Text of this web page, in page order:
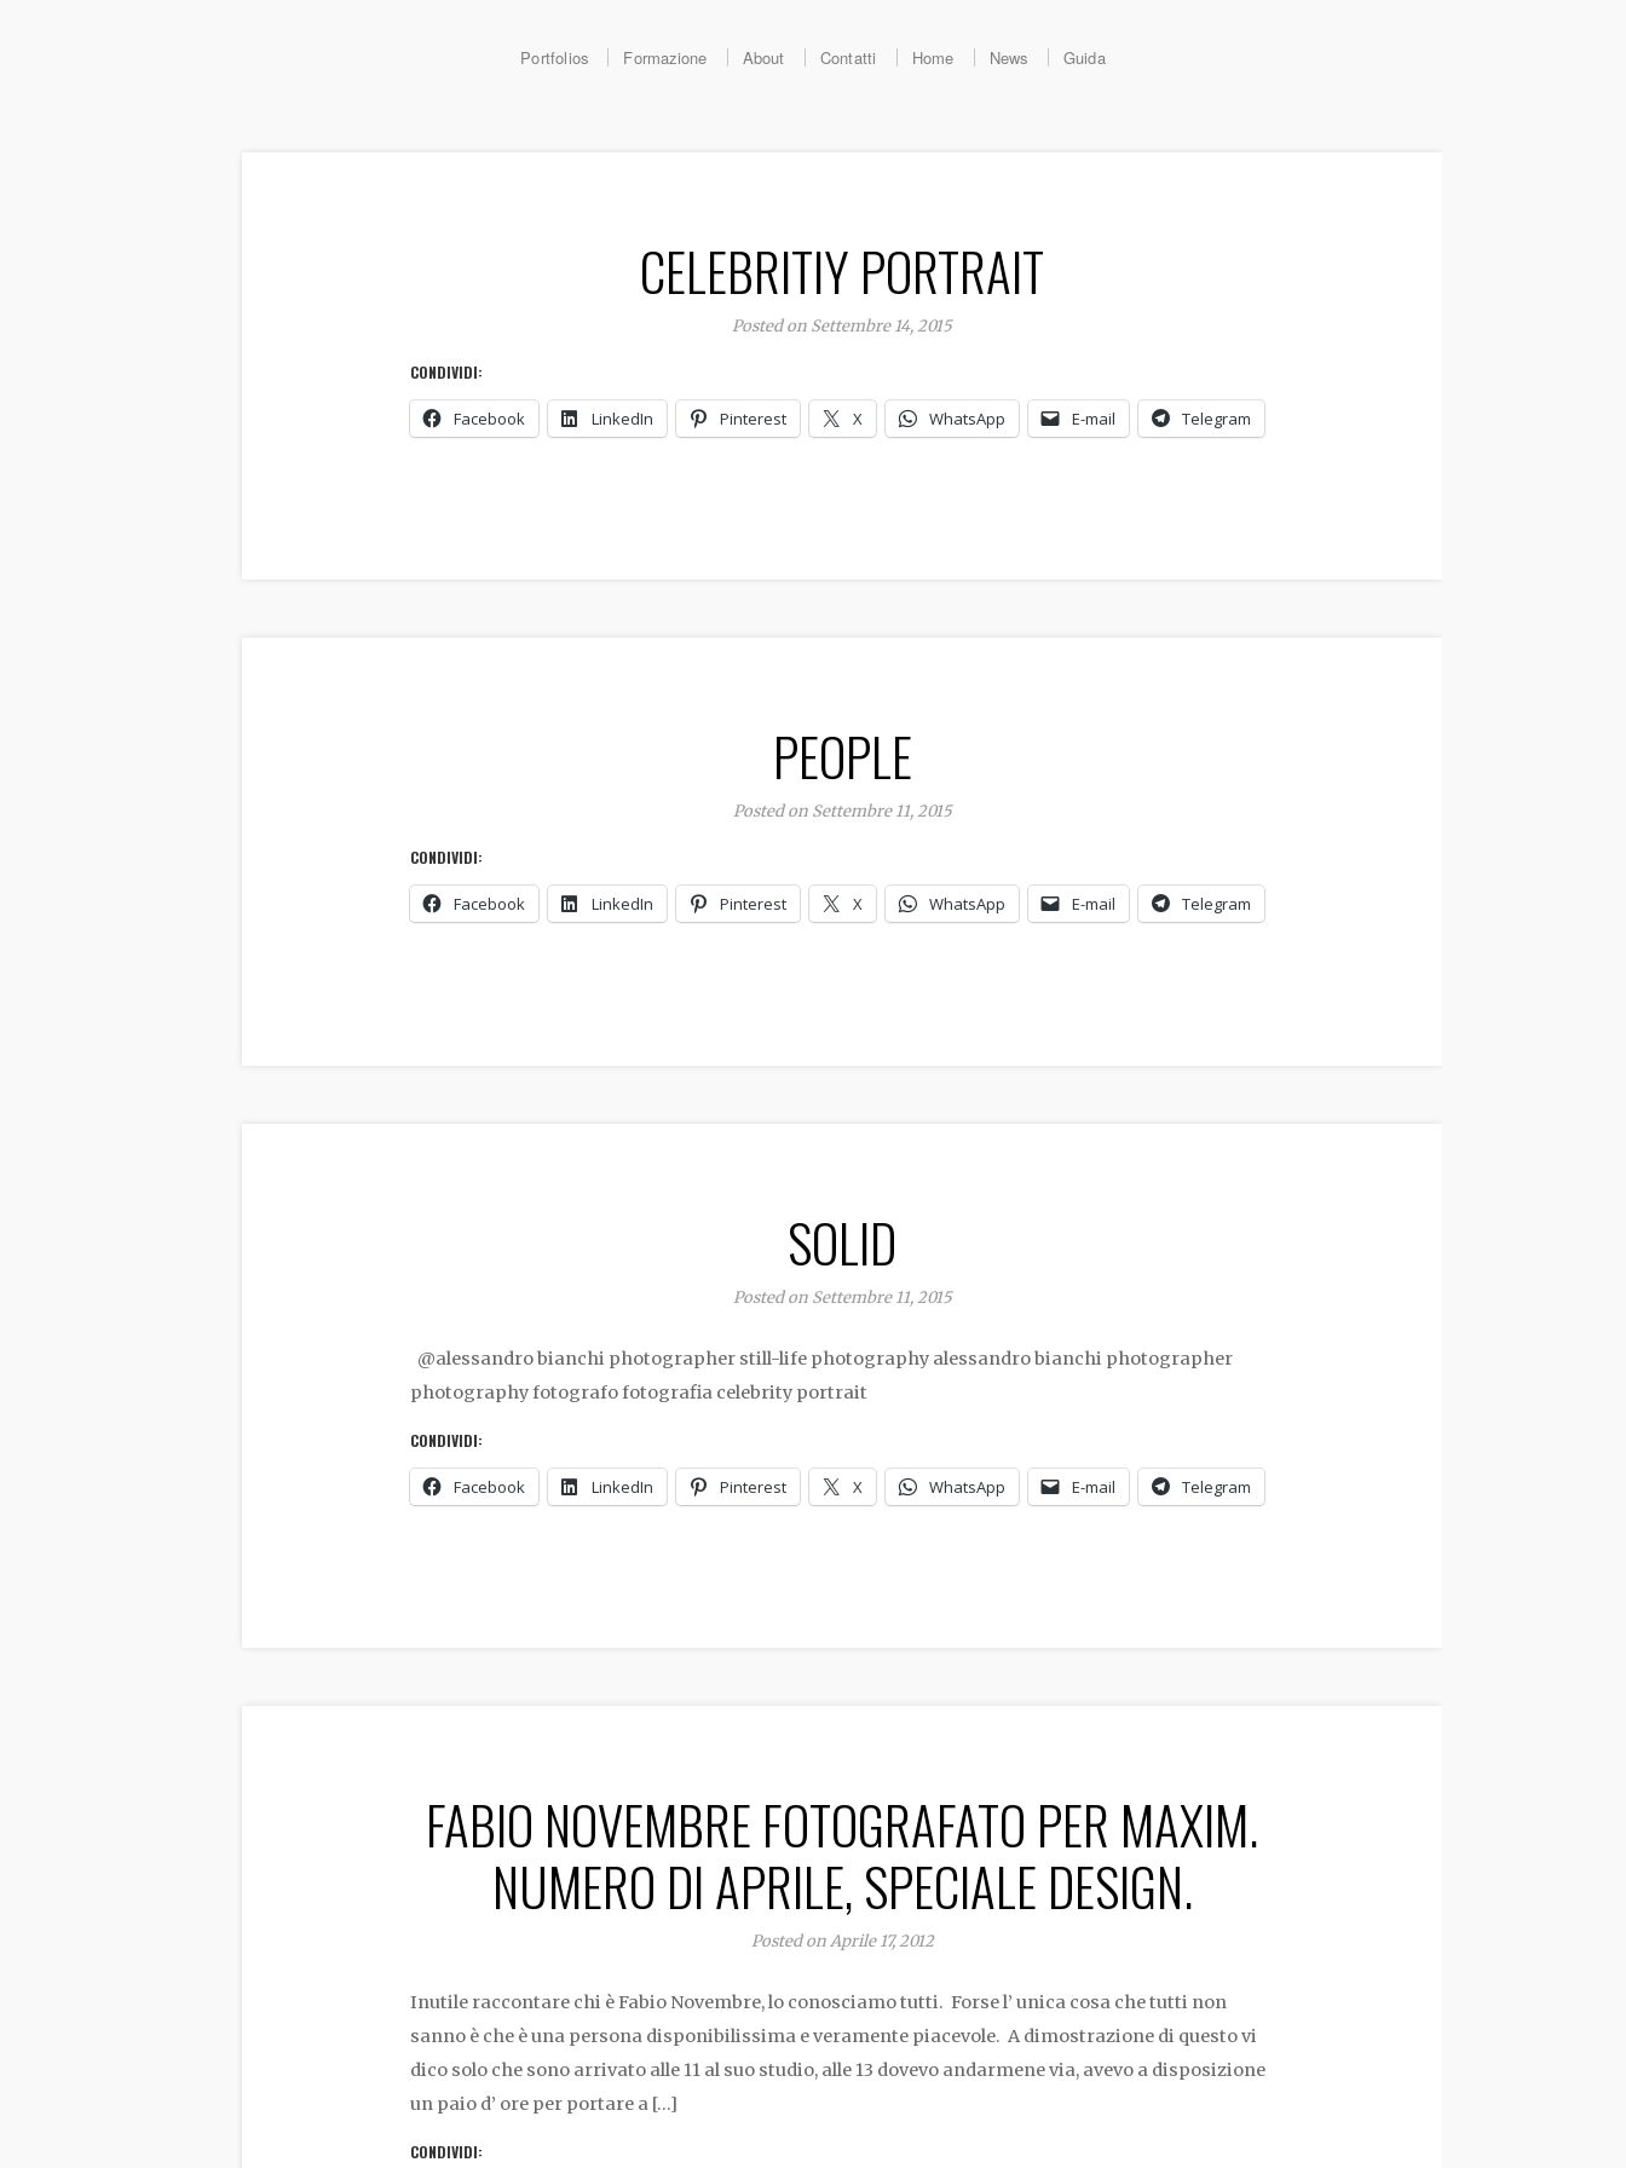
Portfolios Formazione About Contatti Home News Guida
CELEBRITIY PORTRAIT
Posted on Settembre 14, 2015
CONDIVIDI:
Facebook LinkedIn Pinterest X WhatsApp E-mail Telegram
PEOPLE
Posted on Settembre 11, 2015
CONDIVIDI:
Facebook LinkedIn Pinterest X WhatsApp E-mail Telegram
SOLID
Posted on Settembre 11, 2015
@alessandro bianchi photographer still-life photography alessandro bianchi photographer
photography fotografo fotografia celebrity portrait
CONDIVIDI:
Facebook LinkedIn Pinterest X WhatsApp E-mail Telegram
FABIO NOVEMBRE FOTOGRAFATO PER MAXIM.
NUMERO DI APRILE, SPECIALE DESIGN.
Posted on Aprile 17, 2012
Inutile raccontare chi è Fabio Novembre, lo conosciamo tutti. Forse l’ unica cosa che tutti non
sanno è che è una persona disponibilissima e veramente piacevole. A dimostrazione di questo vi
dico solo che sono arrivato alle 11 al suo studio, alle 13 dovevo andarmene via, avevo a disposizione
un paio d’ ore per portare a […]
CONDIVIDI: